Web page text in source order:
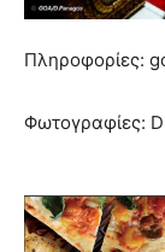
Πληροφορίες:
Φωτογραφίες: